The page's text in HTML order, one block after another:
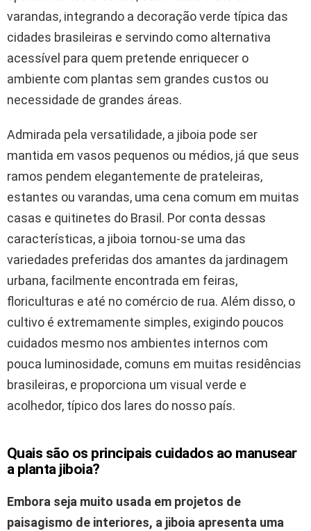
varandas, integrando a decoração verde típica das
cidades brasileiras e servindo como alternativa
acessível para quem pretende enriquecer o
ambiente com plantas sem grandes custos ou
necessidade de grandes áreas.
Admirada pela versatilidade, a jiboia pode ser
mantida em vasos pequenos ou médios, já que seus
ramos pendem elegantemente de prateleiras,
estantes ou varandas, uma cena comum em muitas
casas e quitinetes do Brasil. Por conta dessas
características, a jiboia tornou-se uma das
variedades preferidas dos amantes da jardinagem
urbana, facilmente encontrada em feiras,
floriculturas e até no comércio de rua. Além disso, o
cultivo é extremamente simples, exigindo poucos
cuidados mesmo nos ambientes internos com
pouca luminosidade, comuns em muitas residências
brasileiras, e proporciona um visual verde e
acolhedor, típico dos lares do nosso país.
Quais são os principais cuidados ao manusear
a planta jiboia?
Embora seja muito usada em projetos de
paisagismo de interiores, a jiboia apresenta uma